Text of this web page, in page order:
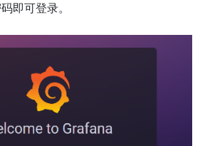
即可登录。